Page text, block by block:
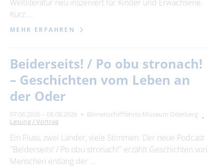
Weltliteratur neu inszeniert für Kinder und Erwachsene.
Kurz …
MEHR ERFAHREN
Beiderseits! / Po obu stronach!
– Geschichten vom Leben an
der Oder
07.08.2026 – 08.08.2026
Binnenschifffahrts-Museum Oderberg
Lesung / Vortrag
Ein Fluss, zwei Länder, viele Stimmen: Der neue Podcast
"Beiderseits! / Po obu stronach!" erzählt Geschichten von
Menschen entlang der …